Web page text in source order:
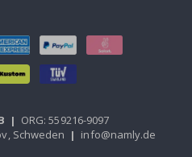
| ORG: 559216-9097
Schweden | info@namly.de